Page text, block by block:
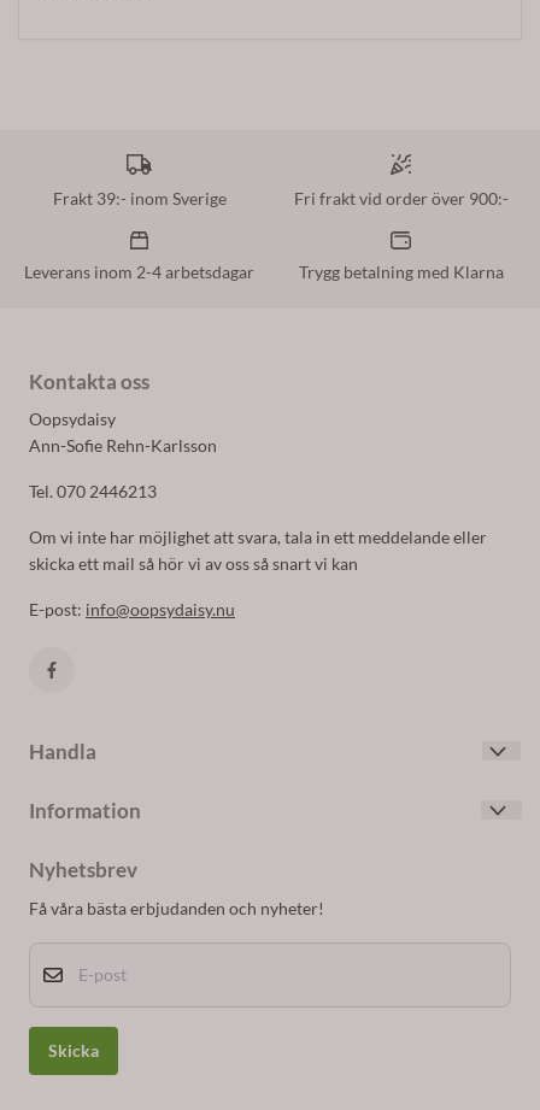
Frakt 39:- inom Sverige Fri frakt vid order över 900:-
Leverans inom 2-4 arbetsdagar Trygg betalning med Klarna
Kontakta oss
Oopsydaisy
Ann-Sofie Rehn-Karlsson
Tel. 070 2446213
Om vi inte har möjlighet att svara, tala in ett meddelande eller
skicka ett mail så hör vi av oss så snart vi kan
E-post: info@oopsydaisy.nu
Handla
Skapa konto
Logga in
Information
Om cookies
Nyhetsbrev
Få våra bästa erbjudanden och nyheter!
E-post
Skicka